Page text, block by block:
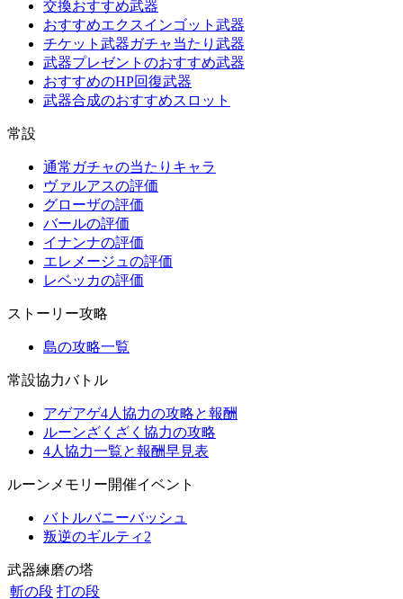
交換おすすめ武器
おすすめエクスインゴット武器
チケット武器ガチャ当たり武器
武器プレゼントのおすすめ武器
おすすめのHP回復武器
武器合成のおすすめスロット
常設
通常ガチャの当たりキャラ
ヴァルアスの評価
グローザの評価
バールの評価
イナンナの評価
エレメージュの評価
レベッカの評価
ストーリー攻略
島の攻略一覧
常設協力バトル
アゲアゲ4人協力の攻略と報酬
ルーンざくざく協力の攻略
4人協力一覧と報酬早見表
ルーンメモリー開催イベント
バトルバニーバッシュ
叛逆のギルティ2
武器練磨の塔
斬の段 打の段